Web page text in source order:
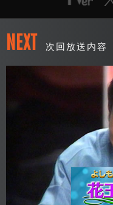
NEXT 次回放送内容